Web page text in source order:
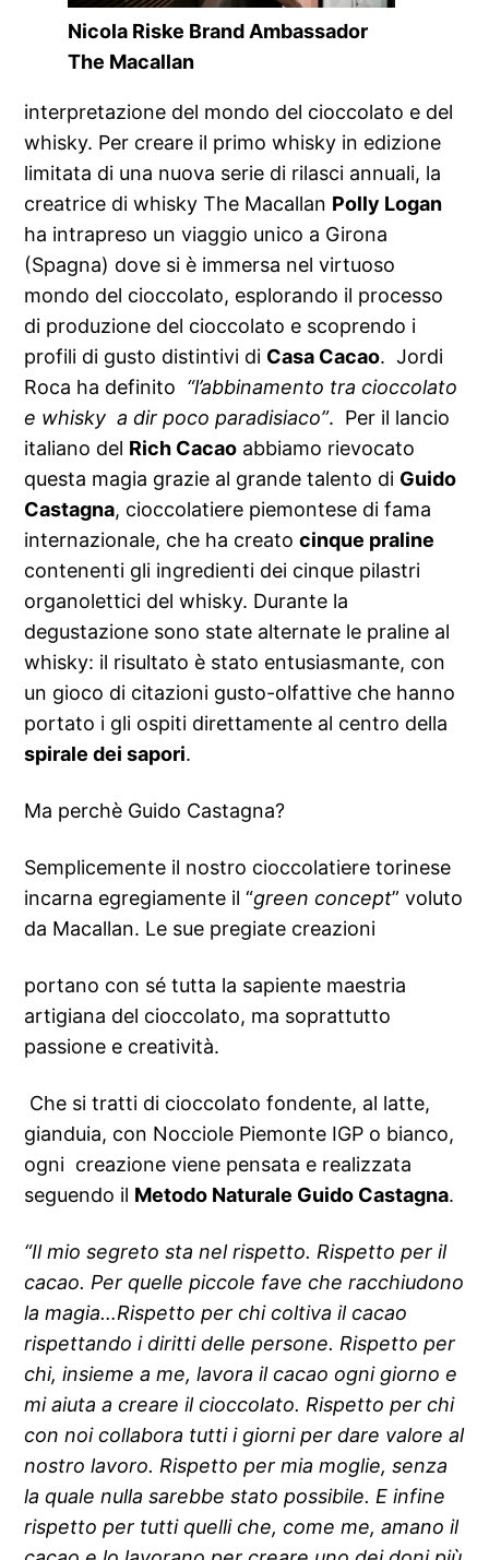
Nicola Riske Brand Ambassador
The Macallan
interpretazione del mondo del cioccolato e del
whisky. Per creare il primo whisky in edizione
limitata di una nuova serie di rilasci annuali, la
creatrice di whisky The Macallan Polly Logan
ha intrapreso un viaggio unico a Girona
(Spagna) dove si è immersa nel virtuoso
mondo del cioccolato, esplorando il processo
di produzione del cioccolato e scoprendo i
profili di gusto distintivi di Casa Cacao. Jordi
Roca ha definito “l’abbinamento tra cioccolato
e whisky a dir poco paradisiaco”. Per il lancio
italiano del Rich Cacao abbiamo rievocato
questa magia grazie al grande talento di Guido
Castagna, cioccolatiere piemontese di fama
internazionale, che ha creatocinque praline
contenenti gli ingredienti dei cinque pilastri
organolettici del whisky. Durante la
degustazione sono state alternate le praline al
whisky: il risultato è stato entusiasmante, con
un gioco di citazioni gusto-olfattive che hanno
portato i gli ospiti direttamente al centro della
spirale dei sapori.
Ma perchè Guido Castagna?
Semplicemente il nostro cioccolatiere torinese
incarna egregiamente il “green concept” voluto
da Macallan. Le sue pregiate creazioni
portano con sé tutta la sapiente maestria
artigiana del cioccolato, ma soprattutto
passione e creatività.
Che si tratti di cioccolato fondente, al latte,
gianduia, con Nocciole Piemonte IGP o bianco,
ogni creazione viene pensata e realizzata
seguendo il Metodo Naturale Guido Castagna.
“Il mio segreto sta nel rispetto. Rispetto per il
cacao. Per quelle piccole fave che racchiudono
la magia…Rispetto per chi coltiva il cacao
rispettando i diritti delle persone. Rispetto per
chi, insieme a me, lavora il cacao ogni giorno e
mi aiuta a creare il cioccolato. Rispetto per chi
con noi collabora tutti i giorni per dare valore al
nostro lavoro. Rispetto per mia moglie, senza
la quale nulla sarebbe stato possibile. E infine
rispetto per tutti quelli che, come me, amano il